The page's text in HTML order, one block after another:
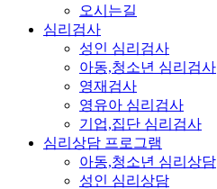
오시는길
심리검사
성인 심리검사
아동,청소년 심리검사
영재검사
영유아 심리검사
기업,집단 심리검사
심리상담 프로그램
아동,청소년 심리상담
성인 심리상담